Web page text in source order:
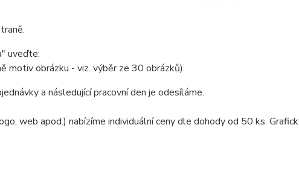
uveďte:
motiv obrázku - viz. výběr ze 30 obrázků)
a následující pracovní den je odesíláme.
web apod.) nabízíme individuální ceny dle dohody od 50 ks.